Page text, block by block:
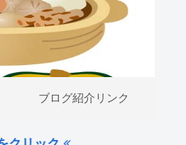
ブログ紹介リンク